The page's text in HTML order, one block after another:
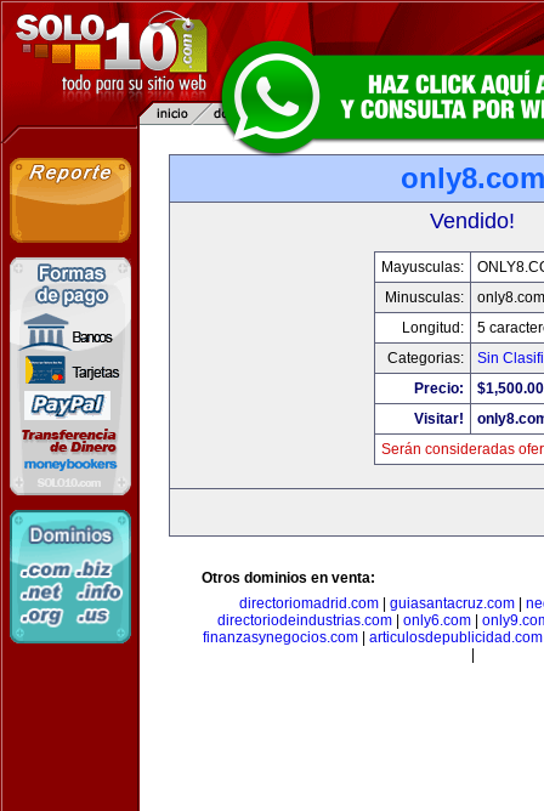
only8.com
Vendido!
Mayusculas:
Minusculas:
only8.com
Longitud:
5
Categorias:
Sin
Precio:
$1,500.00
Visitar!
Serán consideradas
Otros dominios en venta:
directoriomadrid.com| guiasantacruz.com|
directoriodeindustrias.com| only6.com|
finanzasynegocios.com| articulosdepublicidad.com